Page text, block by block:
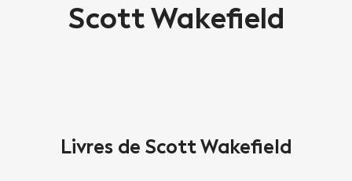
Scott Wakefield
Livres de Scott Wakefield